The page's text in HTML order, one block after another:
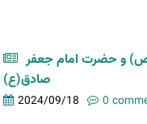
و حضرت امام جعفر
صادق(ع)
2024/09/18 0